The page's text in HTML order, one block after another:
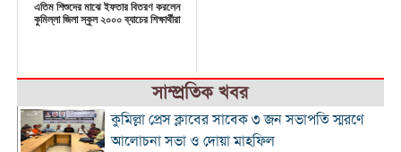
এতিম শিশুদের মাঝে ইফতার বিতরণ করলেন
কুমিল্লা জিলা স্কুল ২০০০ ব্যাচের শিক্ষার্থীরা
সাম্প্রতিক খবর
কুমিল্লা প্রেস ক্লাবের সাবেক ৩ জন সভাপতি স্মরণে
আলোচনা সভা ও দোয়া মাহফিল